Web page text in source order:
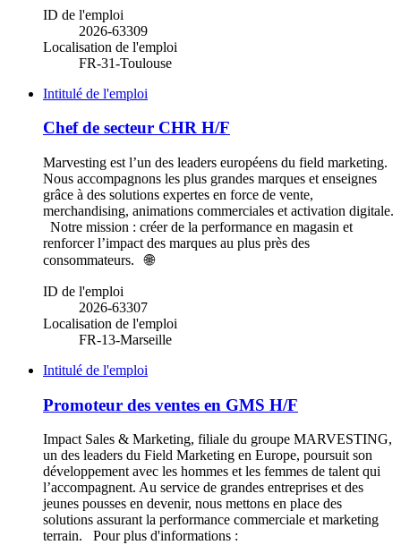
ID de l'emploi
2026-63309
Localisation de l'emploi
FR-31-Toulouse
Intitulé de l'emploi
Chef de secteur CHR H/F
Marvesting est l’un des leaders européens du field marketing.
Nous accompagnons les plus grandes marques et enseignes
grâce à des solutions expertes en force de vente,
merchandising, animations commerciales et activation digitale.
Notre mission : créer de la performance en magasin et
renforcer l’impact des marques au plus près des
consommateurs. 🌐
ID de l'emploi
2026-63307
Localisation de l'emploi
FR-13-Marseille
Intitulé de l'emploi
Promoteur des ventes en GMS H/F
Impact Sales & Marketing, filiale du groupe MARVESTING,
un des leaders du Field Marketing en Europe, poursuit son
développement avec les hommes et les femmes de talent qui
l’accompagnent. Au service de grandes entreprises et des
jeunes pousses en devenir, nous mettons en place des
solutions assurant la performance commerciale et marketing
terrain. Pour plus d'informations :